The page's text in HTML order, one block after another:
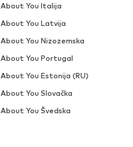
About You Italija
About You Latvija
About You Nizozemska
About You Portugal
About You Estonija (RU)
About You Slovačka
About You Švedska